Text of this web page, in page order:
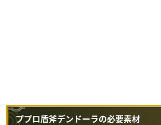
ププロ盾斧デンドーラの必要素材